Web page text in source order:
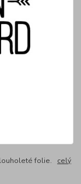
folie. celý